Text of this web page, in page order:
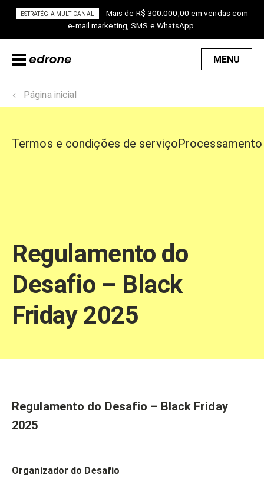
ESTRATÉGIA MULTICANAL
Mais de R$ 300.000,00 em vendas com
e-mail marketing, SMS e WhatsApp.
MENU
Página inicial
Termos e condições de serviço
Regulamento do
Desafio – Black
Friday 2025
Regulamento do Desafio – Black Friday
2025
Organizador do Desafio